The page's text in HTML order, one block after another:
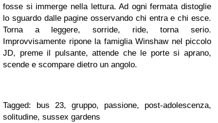
fosse si immerge nella lettura. Ad ogni fermata distoglie
lo sguardo dalle pagine osservando chi entra e chi esce.
Torna a leggere, sorride, ride, torna serio.
Improvvisamente ripone la famiglia Winshaw nel piccolo
JD, preme il pulsante, attende che le porte si aprano,
scende e scompare dietro un angolo.
Tagged: bus 23, gruppo, passione, post-adolescenza,
solitudine, sussex gardens